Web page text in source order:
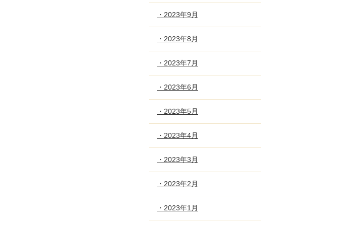
・2023年9月
・2023年8月
・2023年7月
・2023年6月
・2023年5月
・2023年4月
・2023年3月
・2023年2月
・2023年1月